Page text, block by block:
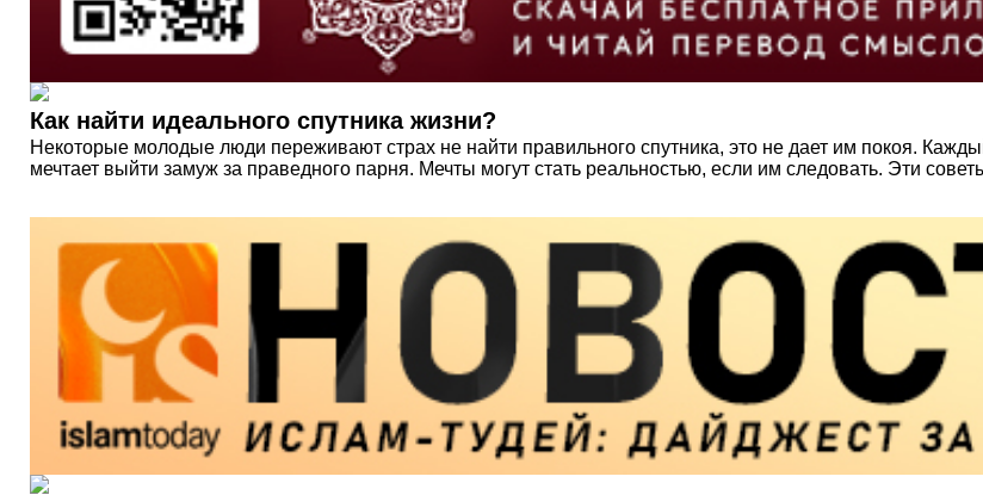
Как найти идеального спутника жизни?
Некоторые молодые люди переживают страх не найти правильного спутника, это не дает им покоя.
мечтает выйти замуж за праведного парня. Мечты могут стать реальностью, если им следовать. Эти